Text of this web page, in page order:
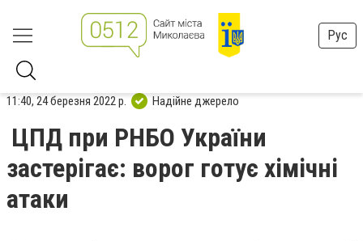
Рус
11:40, 24 березня 2022 р. Надійне джерело
ЦПД при РНБО України
застерігає: ворог готує хімічні
атаки